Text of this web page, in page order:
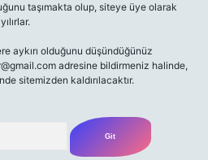
taşımakta olup, siteye üye olarak
aykırı olduğunu düşündüğünüz
adresine bildirmeniz halinde,
sitemizden kaldırılacaktır.